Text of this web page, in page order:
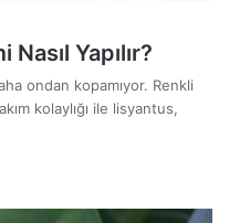
Yapılır?
ondan kopamıyor. Renkli
kolaylığı ile lisyantus,